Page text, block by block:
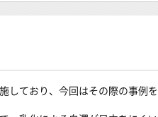
しており、今回はその際の事例を